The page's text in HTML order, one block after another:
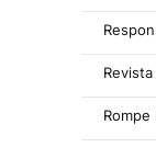
Rompe